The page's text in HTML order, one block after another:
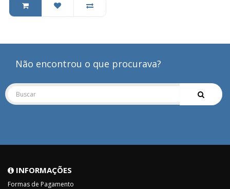
Não encontrou o que procurava?
INFORMAÇÕES
Formas de Pagamento